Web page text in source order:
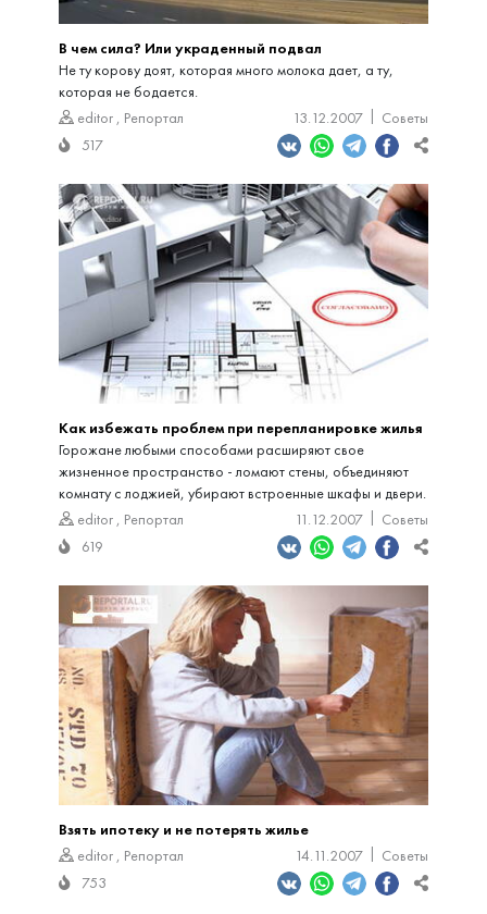
В чем сила? Или украденный подвал
Не ту корову доят, которая много молока дает, а ту,
которая не бодается.
editor , Репортал 13.12.2007
Советы
517
Как избежать проблем при перепланировке жилья
Горожане любыми способами расширяют свое
жизненное пространство - ломают стены, объединяют
комнату с лоджией, убирают встроенные шкафы и двери.
editor , Репортал 11.12.2007
Советы
619
Взять ипотеку и не потерять жилье
editor , Репортал 14.11.2007
Советы
753